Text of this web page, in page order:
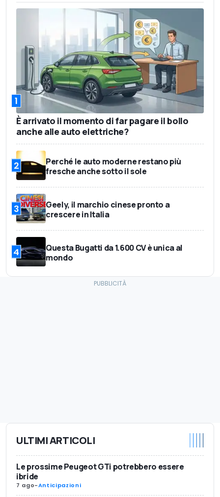
1
È arrivato il momento di far pagare il bollo
anche alle auto elettriche?
2
Perché le auto moderne restano più
fresche anche sotto il sole
3
Geely, il marchio cinese pronto a
crescere in Italia
4
Questa Bugatti da 1.600 CV è unica al
mondo
ULTIMI ARTICOLI
Le prossime Peugeot GTi potrebbero essere
ibride
7 ago-Anticipazioni